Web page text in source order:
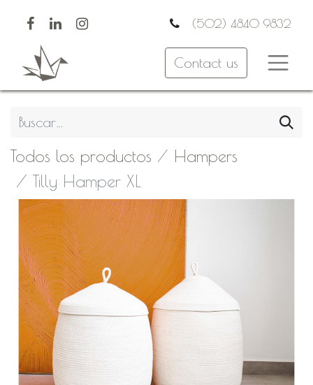
(502) 4840 9832
Contact us
Todos los productos
Hampers
Tilly Hamper XL